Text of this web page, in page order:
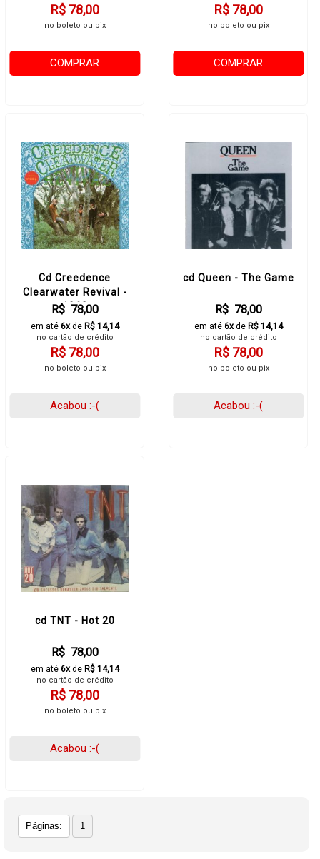
R$ 78,00
no boleto ou pix
COMPRAR
R$ 78,00
no boleto ou pix
COMPRAR
Cd Creedence
Clearwater Revival -
1968
R$ 78,00
em até 6xde R$ 14,14
no cartão de crédito
R$ 78,00
no boleto ou pix
Acabou :-(
cd Queen - The Game
R$ 78,00
em até 6xde R$ 14,14
no cartão de crédito
R$ 78,00
no boleto ou pix
Acabou :-(
cd TNT - Hot 20
R$ 78,00
em até 6xde R$ 14,14
no cartão de crédito
R$ 78,00
no boleto ou pix
Acabou :-(
Páginas: 1